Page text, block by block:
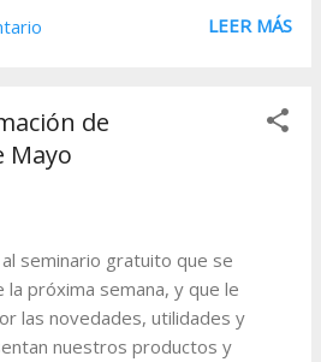
programación del proyecto. En
LEER MÁS
de
Mayo
seminario gratuito que se
próxima semana, y que le
las novedades, utilidades y
nuestros productos y